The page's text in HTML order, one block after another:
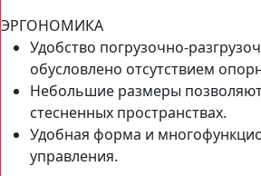
ЭРГОНОМИКА
Удобство погрузочно-
обусловлено отсутствием
Небольшие размеры
стесненных пространствах.
Удобная форма и
управления.